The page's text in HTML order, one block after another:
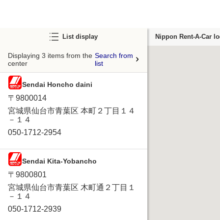
List display
Displaying 3 items from the
center
Search from
list
Sendai Honcho daini
〒9800014
宮城県仙台市青葉区 本町２丁目１４
－１４
050-1712-2954
Sendai Kita-Yobancho
〒9800801
宮城県仙台市青葉区 木町通２丁目１
－１４
050-1712-2939
Nippon Rent-A-Car